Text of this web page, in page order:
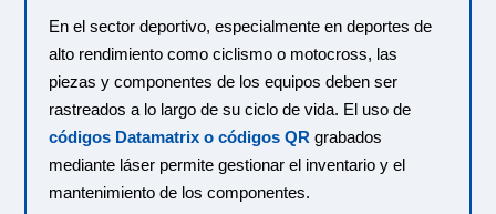
En el sector deportivo, especialmente en deportes de
alto rendimiento como ciclismo o motocross, las
piezas y componentes de los equipos deben ser
rastreados a lo largo de su ciclo de vida. El uso de
códigos Datamatrix o códigos QR grabados
mediante láser permite gestionar el inventario y el
mantenimiento de los componentes.